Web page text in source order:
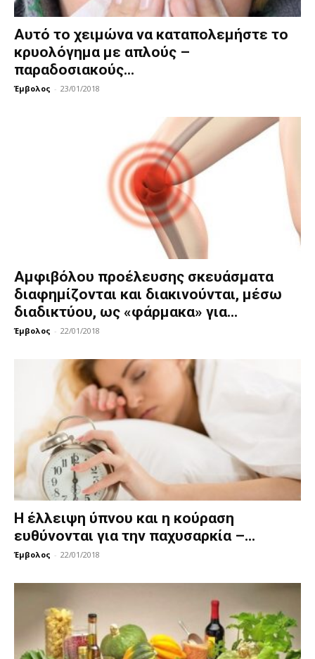
Αυτό το χειμώνα να καταπολεμήστε το
κρυολόγημα με απλούς –
παραδοσιακούς...
Έμβολος - 23/01/2018
Αμφιβόλου προέλευσης σκευάσματα
διαφημίζονται και διακινούνται, μέσω
διαδικτύου, ως «φάρμακα» για...
Έμβολος - 22/01/2018
Η έλλειψη ύπνου και η κούραση
ευθύνονται για την παχυσαρκία –...
Έμβολος - 22/01/2018